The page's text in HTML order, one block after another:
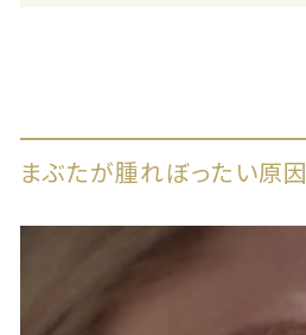
まぶたが腫れぼったい原因